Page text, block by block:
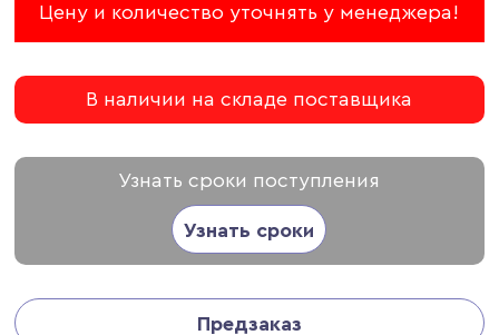
Цену и количество уточнять у менеджера!
В наличии на складе поставщика
Узнать сроки поступления
Узнать сроки
Предзаказ